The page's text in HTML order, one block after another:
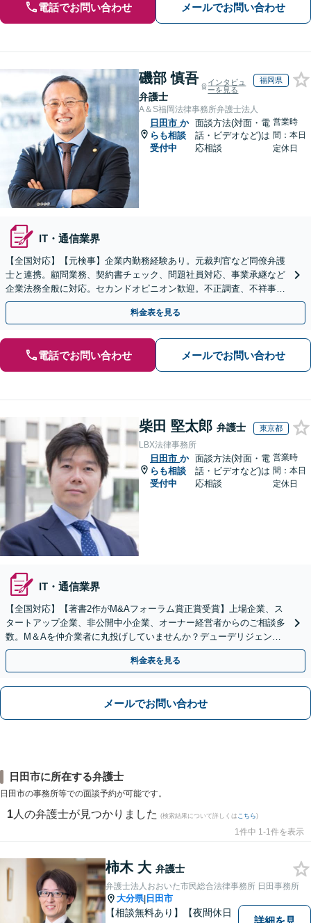
電話でお問い合わせ メールでお問い合わせ
磯部 慎吾
弁護士
インタビュ
ーを見る
福岡県
A＆S福岡法律事務所弁護士法人
日田市 か
らも相談
受付中
面談方法(対面・電
話・ビデオなど)は
応相談
営業時
間：本日
定休日
IT・通信業界
【全国対応】【元検事】企業内勤務経験あり。元裁判官など同僚弁護
士と連携。顧問業務、契約書チェック、問題社員対応、事業承継など
企業法務全般に対応。セカンドオピニオン歓迎。不正調査、不祥事や
ハラスメントの対応・予防にも実績。事業を守り成長支援。
料金表を見る
電話でお問い合わせ メールでお問い合わせ
柴田 堅太郎 弁護士 東京都
LBX法律事務所
日田市 か
らも相談
受付中
面談方法(対面・電
話・ビデオなど)は
応相談
営業時
間：本日
定休日
IT・通信業界
【全国対応】【著書2作がM&Aフォーラム賞正賞受賞】上場企業、ス
タートアップ企業、非公開中小企業、オーナー経営者からのご相談多
数。M＆Aを仲介業者に丸投げしていませんか？デューデリジェンス
や契約書作成・交渉はお任せください【初回無料】
料金表を見る
メールでお問い合わせ
日田市に所在する弁護士
日田市の事務所等での面談予約が可能です。
1 人の弁護士が見つかりました (検索結果について詳しくは こちら)
1件中 1-1件を表示
柿木 大 弁護士
弁護士法人おおいた市民総合法律事務所 日田事務所
大分県| 日田市
【相談無料あり】【夜間休日
詳細を見